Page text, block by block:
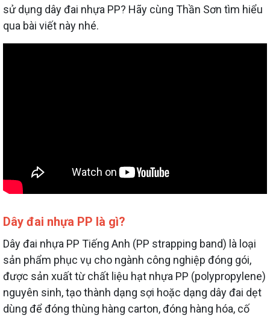
sử dụng dây đai nhựa PP? Hãy cùng Thần Sơn tìm hiểu
qua bài viết này nhé.
Dây đai nhựa PP là gì?
Dây đai nhựa PP Tiếng Anh (PP strapping band) là loại
sản phẩm phục vụ cho ngành công nghiệp đóng gói,
được sản xuất từ chất liệu hạt nhựa PP (polypropylene)
nguyên sinh, tạo thành dạng sợi hoặc dạng dây đai dẹt
dùng để đóng thùng hàng carton, đóng hàng hóa, cố